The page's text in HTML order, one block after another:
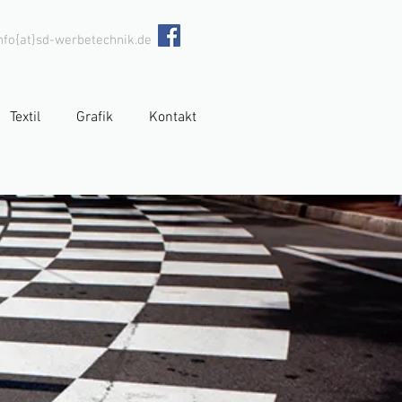
werbetechnik.de
Textil Grafik Kontakt